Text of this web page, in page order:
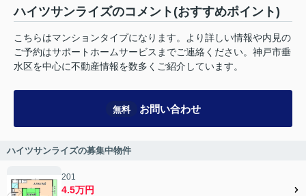
ハイツサンライズのコメント(おすすめポイント)
こちらはマンションタイプになります。より詳しい情報や内見の
ご予約はサポートホームサービスまでご連絡ください。神戸市垂
水区を中心に不動産情報を数多くご紹介しています。
無料 お問い合わせ
ハイツサンライズの募集中物件
201
4.5万円